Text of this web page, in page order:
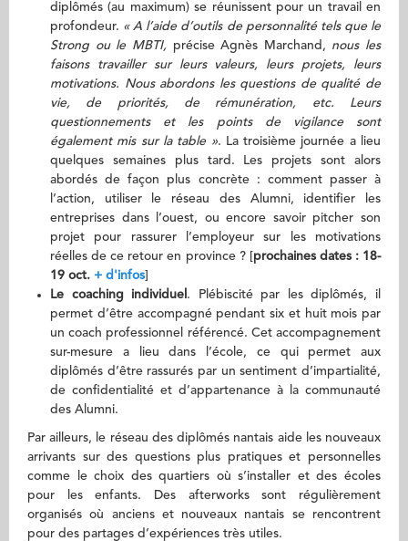
diplômés (au maximum) se réunissent pour un travail en
profondeur. « A l’aide d’outils de personnalité tels que le
Strong ou le MBTI, précise Agnès Marchand, nous les
faisons travailler sur leurs valeurs, leurs projets, leurs
motivations. Nous abordons les questions de qualité de
vie, de priorités, de rémunération, etc. Leurs
questionnements et les points de vigilance sont
également mis sur la table ». La troisième journée a lieu
quelques semaines plus tard. Les projets sont alors
abordés de façon plus concrète : comment passer à
l’action, utiliser le réseau des Alumni, identifier les
entreprises dans l’ouest, ou encore savoir pitcher son
projet pour rassurer l’employeur sur les motivations
réelles de ce retour en province ? [ prochaines dates : 18-
19 oct. + d'infos]
Le coaching individuel . Plébiscité par les diplômés, il
permet d’être accompagné pendant six et huit mois par
un coach professionnel référencé. Cet accompagnement
sur-mesure a lieu dans l’école, ce qui permet aux
diplômés d’être rassurés par un sentiment d’impartialité,
de confidentialité et d’appartenance à la communauté
des Alumni.
Par ailleurs, le réseau des diplômés nantais aide les nouveaux
arrivants sur des questions plus pratiques et personnelles
comme le choix des quartiers où s’installer et des écoles
pour les enfants. Des afterworks sont régulièrement
organisés où anciens et nouveaux nantais se rencontrent
pour des partages d’expériences très utiles.